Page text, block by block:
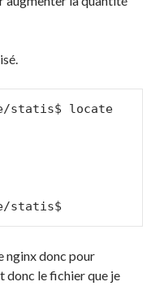
statis$ locate
statis$
nginx donc pour
donc le fichier que je